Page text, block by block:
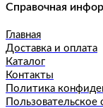
Справочная
Главная
Доставка и оплата
Каталог
Контакты
Политика
Пользовательское